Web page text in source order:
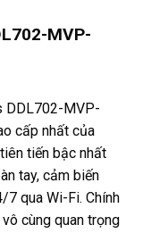
MVP-
DDL702-MVP-
cấp nhất của
tiến bậc nhất
tay, cảm biến
7 qua Wi-Fi. Chính
cùng quan trọng